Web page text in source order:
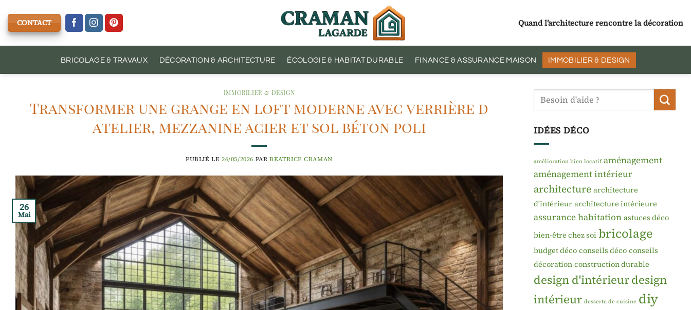
au
contenu
CONTACT Quand l’architecture rencontre la décoration
BRICOLAGE & TRAVAUX DÉCORATION & ARCHITECTURE ÉCOLOGIE & HABITAT DURABLE FINANCE & ASSURANCE MAISON IMMOBILIER & DESIGN
IMMOBILIER & DESIGN
Transformer une grange en loft moderne avec verrière d
atelier, mezzanine acier et sol béton poli
PUBLIÉ LE26/05/2026 PAR BEATRICE CRAMAN
26
Mai
IDÉES DÉCO
amélioration bien locatif aménagement
aménagement intérieur
architecture architecture
d'intérieur architecture intérieure
assurance habitation astuces déco
bien-être chez soi bricolage
budget déco conseils déco conseils
décoration construction durable
design d'intérieurdesign
intérieur desserte de cuisine diy